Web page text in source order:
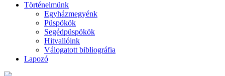
Történelmünk
Egyházmegyénk
Püspökök
Segédpüspökök
Hitvallóink
Válogatott bibliográfia
Lapozó